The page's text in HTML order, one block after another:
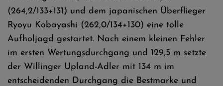
(264,2/133+131) und dem japanischen Überflieger
Ryoyu Kobayashi (262,0/134+130) eine tolle
Aufholjagd gestartet. Nach einem kleinen Fehler
im ersten Wertungsdurchgang und 129,5 m setzte
der Willinger Upland-Adler mit 134 m im
entscheidenden Durchgang die Bestmarke und